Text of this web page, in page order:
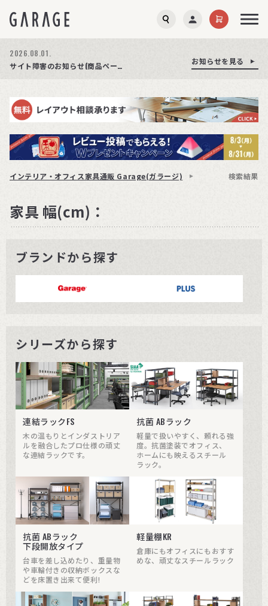
お知らせを見る
商品ページ障害復旧のお知らせ お知らせを見る
2026.08.01.
サイト障害のお知らせ(商品ページが正常に表示されない事象発生)
お知らせを見る
インテリア・オフィス家具通販 Garage(ガラージ) 検索結果
家具 幅(cm)：
ブランドから探す
シリーズから探す
連結ラックFS
木の温もりとインダストリア
ルを融合したプロ仕様の頑丈
な連結ラックです。
抗菌 ABラック
軽量で扱いやすく、頼れる強
度。抗菌塗装でオフィス、
ホームにも映えるスチール
ラック。
抗菌 ABラック
下段開放タイプ
台車を差し込めたり、重量物
や車輪付きの収納ボックスな
どを床置き出来て便利!
軽量棚KR
倉庫にもオフィスにもおすす
めな、頑丈なスチールラック